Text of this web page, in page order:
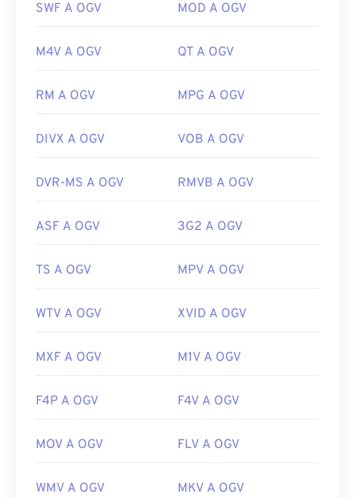
Microsoft Windows ed
Elmedia per Mac OS X.
È possibile riprodurre OGV su Windows Media
lettore non è basato su DirectShow, il filtro non è
Sviluppato da:
Fondazione Xiph.Org
Versione iniziale:
https://en.wikipedia.org/wiki/Ogg
SWF A OGV MOD A OGV
M4V A OGV QT A OGV
RM A OGV MPG A OGV
DIVX A OGV VOB A OGV
DVR-MS A OGV RMVB A OGV
ASF A OGV 3G2 A OGV
TS A OGV MPV A OGV
WTV A OGV XVID A OGV
MXF A OGV M1V A OGV
F4P A OGV F4V A OGV
MOV A OGV FLV A OGV
WMV A OGV MKV A OGV